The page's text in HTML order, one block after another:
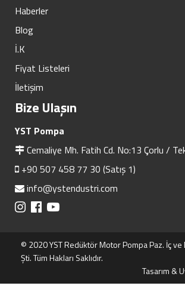
Haberler
Blog
İ.K
Fiyat Listeleri
İletişim
Bize Ulaşın
YST Pompa
Cemaliye Mh. Fatih Cd. No:13 Çorlu /
+90 507 458 77 30 (Satış 1)
info@ystendustri.com
© 2020 YST Redüktör Motor Pompa Paz. İç ve
Şti. Tüm Hakları Saklıdır.
Tasarım &